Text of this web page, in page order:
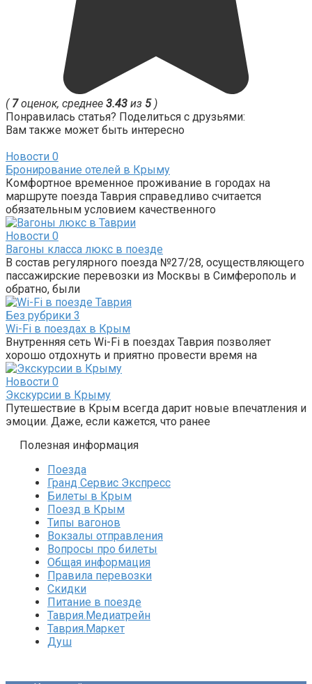
( 7оценок, среднее 3.43 из 5)
Понравилась статья? Поделиться с друзьями:
Вам также может быть интересно
Новости 0
Бронирование отелей в Крыму
Комфортное временное проживание в городах на
маршруте поезда Таврия справедливо считается
обязательным условием качественного
Новости 0
Вагоны класса люкс в поезде
В состав регулярного поезда №27/28, осуществляющего
пассажирские перевозки из Москвы в Симферополь и
обратно, были
Без рубрики 3
Wi-Fi в поездах в Крым
Внутренняя сеть Wi-Fi в поездах Таврия позволяет
хорошо отдохнуть и приятно провести время на
Новости 0
Экскурсии в Крыму
Путешествие в Крым всегда дарит новые впечатления и
эмоции. Даже, если кажется, что ранее
Полезная информация
Поезда
Гранд Сервис Экспресс
Билеты в Крым
Поезд в Крым
Типы вагонов
Вокзалы отправления
Вопросы про билеты
Общая информация
Правила перевозки
Скидки
Питание в поезде
Таврия.Медиатрейн
Таврия.Маркет
Душ